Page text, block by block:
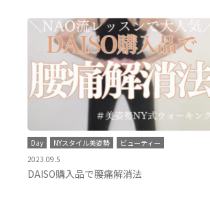
Day NYスタイル美姿勢
ビューティー
2023.09.5
DAISO購入品で腰痛解消法